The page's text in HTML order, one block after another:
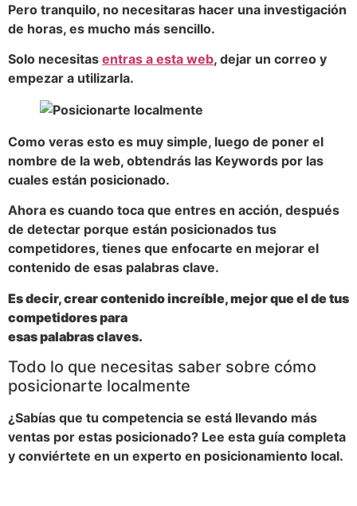
Pero tranquilo, no necesitaras hacer una investigación
de horas, es mucho más sencillo.
Solo necesitas entras a esta web, dejar un correo y
empezar a utilizarla.
Como veras esto es muy simple, luego de poner el
nombre de la web, obtendrás las Keywords por las
cuales están posicionado.
Ahora es cuando toca que entres en acción, después
de detectar porque están posicionados tus
competidores, tienes que enfocarte en mejorar el
contenido de esas palabras clave.
Es decir, crear contenido increíble, mejor que el de tus
competidores para
esas palabras claves.
Todo lo que necesitas saber sobre cómo
posicionarte localmente
¿Sabías que tu competencia se está llevando más
ventas por estas posicionado? Lee esta guía completa
y conviértete en un experto en posicionamiento local.